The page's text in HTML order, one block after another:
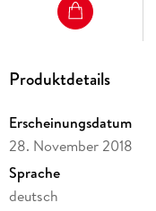
Produktdetails
Erscheinungsdatum
28. November 2018
Sprache
deutsch